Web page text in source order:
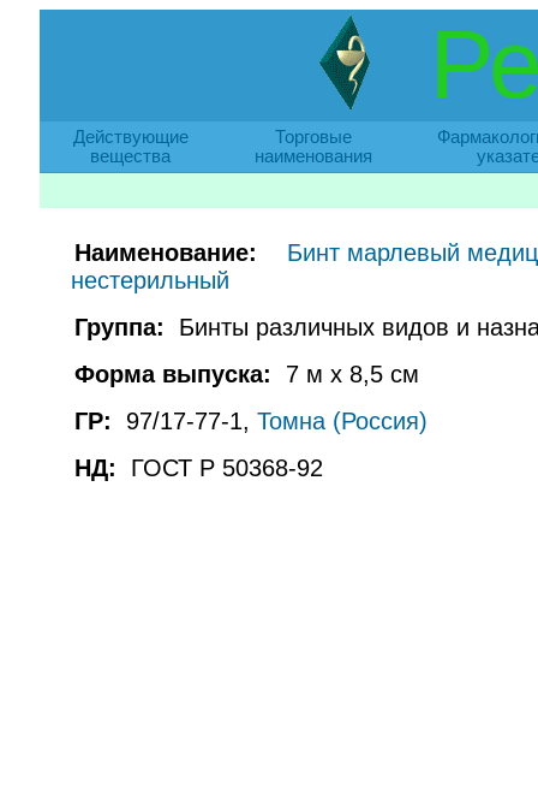
Действующие
вещества
Торговые
наименования
Наименование:
Бинт марлевый
нестерильный
Группа:
Бинты различных видов и
Форма выпуска:
7 м х 8,5 см
ГР:
97/17-77-1, Томна (Россия)
НД:
ГОСТ Р 50368-92